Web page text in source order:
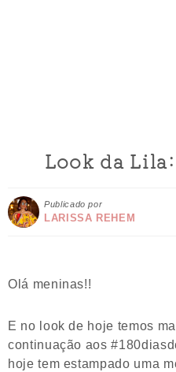
Look da
Publicado por
LARISSA REHEM
Olá meninas!!
E no look de hoje temos
continuação aos
hoje tem estampado uma